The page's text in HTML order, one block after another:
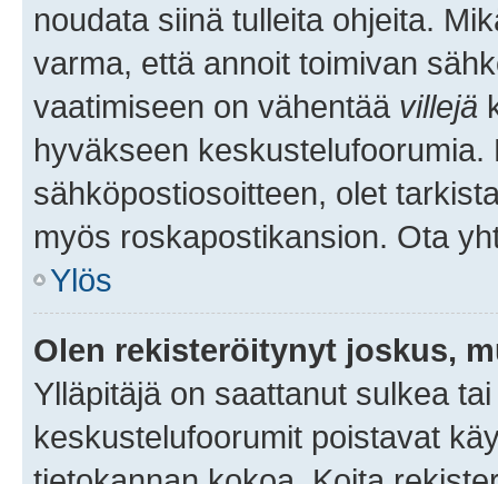
noudata siinä tulleita ohjeita.
varma, että annoit toimivan
vaatimiseen on vähentää villejä
hyväkseen
sähköpostiosoitteen, olet
myös roskapostikansion. Ota
Ylös
Olen rekisteröitynyt joskus,
Ylläpitäjä on saattanut sulkea
keskustelufoorumit poistavat